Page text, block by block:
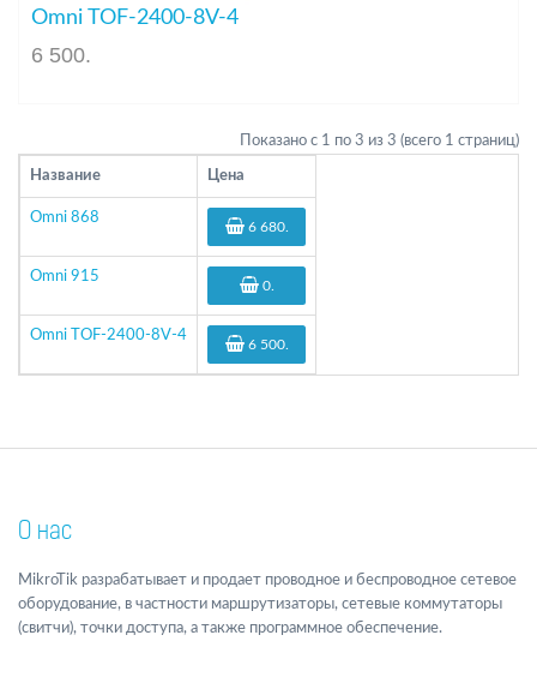
Omni TOF-2400-8V-4
6 500.
Показано с 1 по 3 из 3 (всего 1 страниц)
Название Цена
Omni 868
6 680.
Omni 915
0.
Omni TOF-2400-8V-4
6 500.
О нас
MikroTik разрабатывает и продает проводное и беспроводное сетевое
оборудование, в частности маршрутизаторы, сетевые коммутаторы
(свитчи), точки доступа, а также программное обеспечение.